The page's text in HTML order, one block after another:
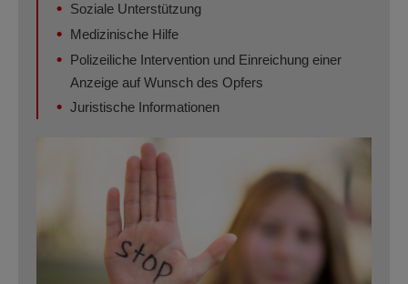
Soziale Unterstützung
Medizinische Hilfe
Polizeiliche Intervention und Einreichung einer
Anzeige auf Wunsch des Opfers
Juristische Informationen